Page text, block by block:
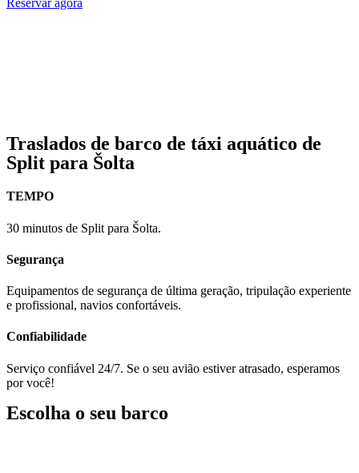
Reservar agora
Traslados de barco de táxi aquático de
Split para Šolta
TEMPO
30 minutos de Split para Šolta.
Segurança
Equipamentos de segurança de última geração, tripulação experiente
e profissional, navios confortáveis.
Confiabilidade
Serviço confiável 24/7. Se o seu avião estiver atrasado, esperamos
por você!
Escolha o seu barco